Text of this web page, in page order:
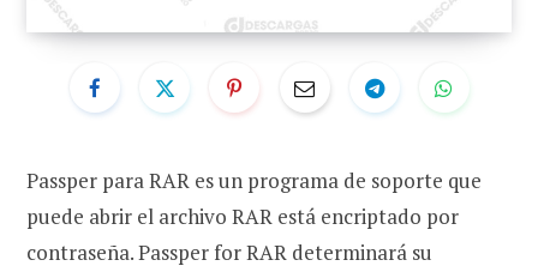
Passper para RAR es un programa de soporte que
puede abrir el archivo RAR está encriptado por
contraseña. Passper for RAR determinará su